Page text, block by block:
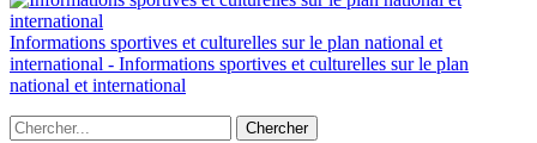
Informations sportives et culturelles sur le plan national et
international - Informations sportives et culturelles sur le plan
national et international